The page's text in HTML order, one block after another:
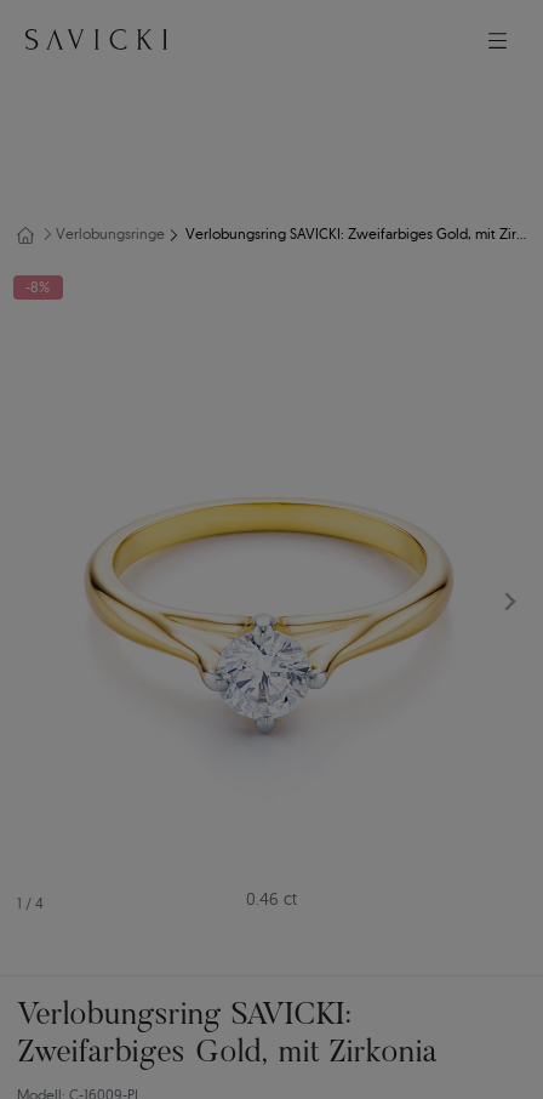
Verlobungsringe Verlobungsring SAVICKI: Zweifarbiges Gold, mit Zirkonia
1 / 4
-8%
0.46 ct
Verlobungsring SAVICKI:
Zweifarbiges Gold, mit Zirkonia
Modell: C-16009-PI